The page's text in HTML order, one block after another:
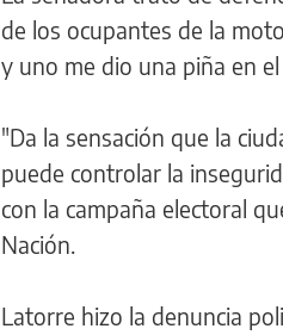
de los ocupantes de la
y uno me dio una piña en
"Da la sensación que la
puede controlar la
con la campaña electoral
Nación.
Latorre hizo la denuncia